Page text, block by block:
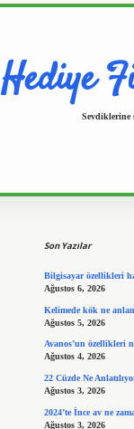
Hediye
Sevdiklerine
Son Yazılar
Bilgisayar özellikleri
Ağustos 6, 2026
Kelimede kök ne
Ağustos 5, 2026
Avanos’un özellikleri
Ağustos 4, 2026
22 Cüzde Ne
Ağustos 3, 2026
2024’te İnce av ne
Ağustos 3, 2026